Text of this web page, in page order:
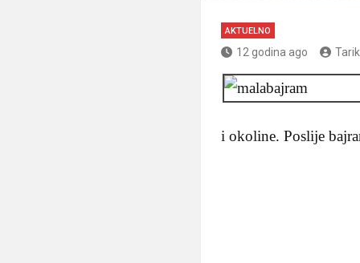
AKTUELNO
12 godina ago Tarik
i okoline. Poslije